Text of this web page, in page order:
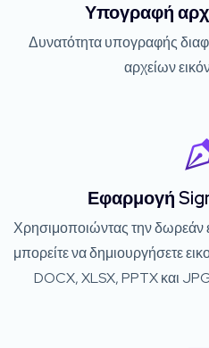
Υπογραφή
Δυνατότητα υπογραφής
αρχείων
Εφαρμογή
Χρησιμοποιώντας την
μπορείτε να δημιουργήσετε
DOCX, XLSX, PPTX και